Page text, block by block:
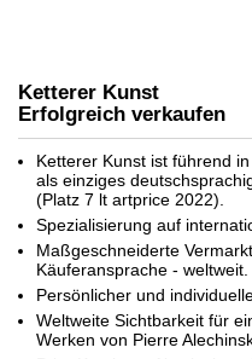
Auktion 416 - Lot 539
P. ALECHINSKY
Fenêtres, 1977
Ergebnis:€ 4.250
Ketterer Kunst
Erfolgreich verkaufen
Ketterer Kunst ist führend
als einziges
(Platz 7 lt artprice 2022).
Spezialisierung auf
Maßgeschneiderte
Käuferansprache - weltweit.
Persönlicher und
Weltweite Sichtbarkeit für
Werken von Pierre